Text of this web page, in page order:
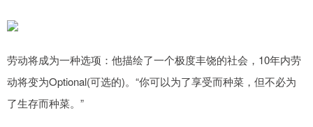
劳动将成为一种选项：他描绘了一个极度丰饶的社会，10年内劳
动将变为Optional(可选的)。“你可以为了享受而种菜，但不必为
了生存而种菜。”